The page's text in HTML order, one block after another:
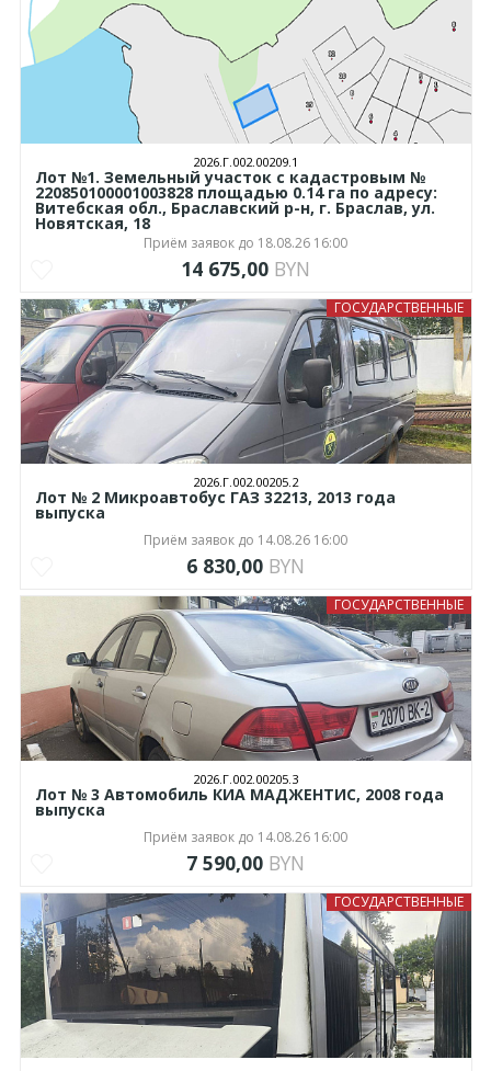
2026.Г.002.00209.1
Лот №1. Земельный участок с кадастровым №
220850100001003828 площадью 0.14 га по адресу:
Витебская обл., Браславский р-н, г. Браслав, ул.
Новятская, 18
Приём заявок до 18.08.26 16:00
14 675,00 BYN
ГОСУДАРСТВЕННЫЕ
2026.Г.002.00205.2
Лот № 2 Микроавтобус ГАЗ 32213, 2013 года
выпуска
Приём заявок до 14.08.26 16:00
6 830,00 BYN
ГОСУДАРСТВЕННЫЕ
2026.Г.002.00205.3
Лот № 3 Автомобиль КИА МАДЖЕНТИС, 2008 года
выпуска
Приём заявок до 14.08.26 16:00
7 590,00 BYN
ГОСУДАРСТВЕННЫЕ